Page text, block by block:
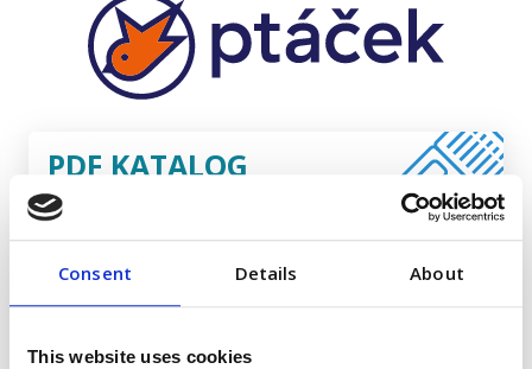
Consent Details About
This website uses cookies
PDF KATALOG
pro zobrazeni klikni